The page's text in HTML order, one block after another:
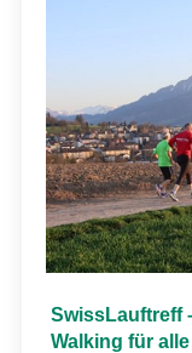
SwissLauftreff
Walking für alle